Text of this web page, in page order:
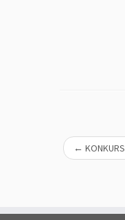
← KONKURS